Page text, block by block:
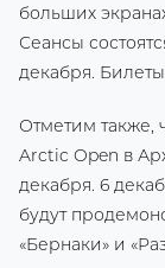
больших
Сеансы
декабря.
Отметим также,
Arctic Open в
декабря. 6
будут
«Бернаки» и